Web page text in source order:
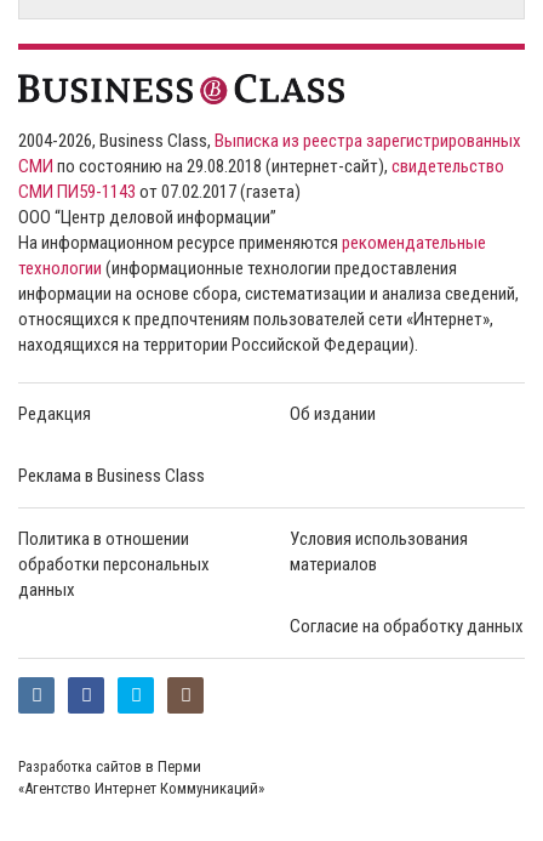
2004-2026, Business Class, Выписка из реестра зарегистрированных
СМИ по состоянию на 29.08.2018 (интернет-сайт), свидетельство
СМИ ПИ59-1143 от 07.02.2017 (газета)
ООО “Центр деловой информации”
На информационном ресурсе применяются рекомендательные
технологии (информационные технологии предоставления
информации на основе сбора, систематизации и анализа сведений,
относящихся к предпочтениям пользователей сети «Интернет»,
находящихся на территории Российской Федерации).
Редакция Об издании
Реклама в Business Class
Политика в отношении
обработки персональных
данных
Условия использования
материалов
Согласие на обработку данных
Разработка сайтов в Перми
«Агентство Интернет Коммуникаций»